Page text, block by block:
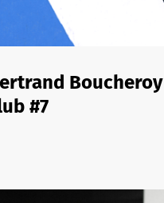
Boucheroy |
#7